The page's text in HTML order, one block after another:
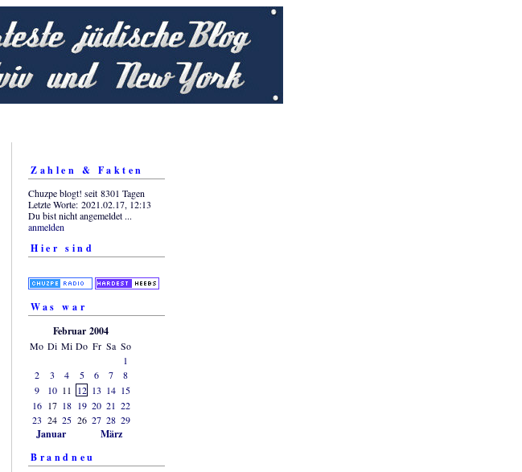
Zahlen & Fakten
Chuzpe blogt! seit 8301 Tagen
Letzte Worte: 2021.02.17, 12:13
Du bist nicht angemeldet ...
anmelden
Hier sind
Was war
Februar 2004
Mo Di Mi Do Fr Sa So
1
2
3 4 5 6 7
8
9
10 11 12 13 14 15
16 17 18 19 20 21 22
23 24 25 26 27 28 29
Januar
März
Brandneu